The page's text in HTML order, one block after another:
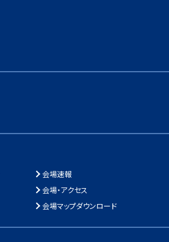
会場速報
会場・アクセス
会場マップダウンロード